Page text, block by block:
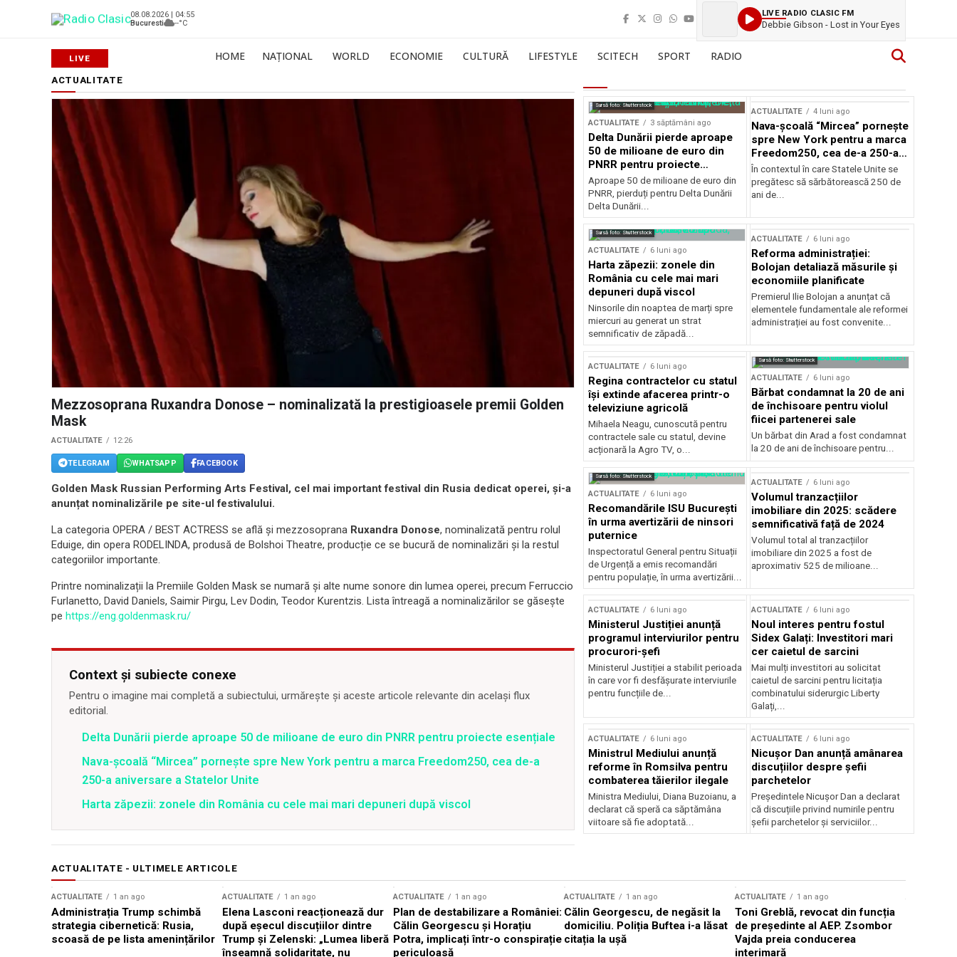
08.08.2026 | 04:55
Bucuresti
--°C
LIVE RADIO CLASIC FM
Debbie Gibson - Lost in Your Eyes
HOME NAȚIONAL WORLD ECONOMIE CULTURĂ LIFESTYLE SCITECH SPORT RADIO
ACTUALITATE
Mezzosoprana Ruxandra Donose – nominalizată la prestigioasele premii Golden
Mask
ACTUALITATE 12:26
TELEGRAM WHATSAPP FACEBOOK
Golden Mask Russian Performing Arts Festival, cel mai important festival din Rusia dedicat operei, și-a
anunțat nominalizările pe site-ul festivalului.
La categoria OPERA / BEST ACTRESS se află și mezzosoprana Ruxandra Donose, nominalizată pentru rolul
Eduige, din opera RODELINDA, produsă de Bolshoi Theatre, producție ce se bucură de nominalizări și la restul
categoriilor importante.
Printre nominalizații la Premiile Golden Mask se numară și alte nume sonore din lumea operei, precum Ferruccio
Furlanetto, David Daniels, Saimir Pirgu, Lev Dodin, Teodor Kurentzis. Lista întreagă a nominalizărilor se găsește
pe https://eng.goldenmask.ru/
Context și subiecte conexe
Pentru o imagine mai completă a subiectului, urmărește și aceste articole relevante din același flux
editorial.
Delta Dunării pierde aproape 50 de milioane de euro din PNRR pentru proiecte esențiale
Nava-școală “Mircea” pornește spre New York pentru a marca Freedom250, cea de-a
250-a aniversare a Statelor Unite
Harta zăpezii: zonele din România cu cele mai mari depuneri după viscol
Sursă foto: Shutterstock
ACTUALITATE 3 săptămâni ago
Delta Dunării pierde aproape
50 de milioane de euro din
PNRR pentru proiecte
esențiale
Aproape 50 de milioane de euro din
PNRR, pierduți pentru Delta Dunării
Delta Dunării...
ACTUALITATE 4 luni ago
Nava-școală “Mircea” pornește
spre New York pentru a marca
Freedom250, cea de-a 250-a
aniversare a Statelor Unite
În contextul în care Statele Unite se
pregătesc să sărbătorească 250 de
ani de...
Sursă foto: Shutterstock
ACTUALITATE 6 luni ago
Harta zăpezii: zonele din
România cu cele mai mari
depuneri după viscol
Ninsorile din noaptea de marți spre
miercuri au generat un strat
semnificativ de zăpadă...
ACTUALITATE 6 luni ago
Reforma administrației:
Bolojan detaliază măsurile și
economiile planificate
Premierul Ilie Bolojan a anunțat că
elementele fundamentale ale reformei
administrației au fost convenite...
ACTUALITATE 6 luni ago
Regina contractelor cu statul
își extinde afacerea printr-o
televiziune agricolă
Mihaela Neagu, cunoscută pentru
contractele sale cu statul, devine
acționară la Agro TV, o...
Sursă foto: Shutterstock
ACTUALITATE 6 luni ago
Bărbat condamnat la 20 de ani
de închisoare pentru violul
fiicei partenerei sale
Un bărbat din Arad a fost condamnat
la 20 de ani de închisoare pentru...
Sursă foto: Shutterstock
ACTUALITATE 6 luni ago
Recomandările ISU București
în urma avertizării de ninsori
puternice
Inspectoratul General pentru Situații
de Urgență a emis recomandări
pentru populație, în urma avertizării...
ACTUALITATE 6 luni ago
Volumul tranzacțiilor
imobiliare din 2025: scădere
semnificativă față de 2024
Volumul total al tranzacțiilor
imobiliare din 2025 a fost de
aproximativ 525 de milioane...
ACTUALITATE 6 luni ago
Ministerul Justiției anunță
programul interviurilor pentru
procurori-șefi
Ministerul Justiției a stabilit perioada
în care vor fi desfășurate interviurile
pentru funcțiile de...
ACTUALITATE 6 luni ago
Noul interes pentru fostul
Sidex Galați: Investitori mari
cer caietul de sarcini
Mai mulți investitori au solicitat
caietul de sarcini pentru licitația
combinatului siderurgic Liberty
Galați,...
ACTUALITATE 6 luni ago
Ministrul Mediului anunță
reforme în Romsilva pentru
combaterea tăierilor ilegale
Ministra Mediului, Diana Buzoianu, a
declarat că speră ca săptămâna
viitoare să fie adoptată...
ACTUALITATE 6 luni ago
Nicușor Dan anunță amânarea
discuțiilor despre șefii
parchetelor
Președintele Nicușor Dan a declarat
că discuțiile privind numirile pentru
șefii parchetelor și serviciilor...
ACTUALITATE - ULTIMELE ARTICOLE
ACTUALITATE 1 an ago
Administrația Trump schimbă
strategia cibernetică: Rusia,
scoasă de pe lista amenințărilor
ACTUALITATE 1 an ago
Elena Lasconi reacționează dur
după eșecul discuțiilor dintre
Trump și Zelenski: „Lumea liberă
înseamnă solidaritate, nu
ACTUALITATE 1 an ago
Plan de destabilizare a României:
Călin Georgescu și Horațiu
Potra, implicați într-o conspirație
periculoasă
ACTUALITATE 1 an ago
Călin Georgescu, de negăsit la
domiciliu. Poliția Buftea i-a lăsat
citația la ușă
ACTUALITATE 1 an ago
Toni Greblă, revocat din funcția
de președinte al AEP. Zsombor
Vajda preia conducerea
interimară